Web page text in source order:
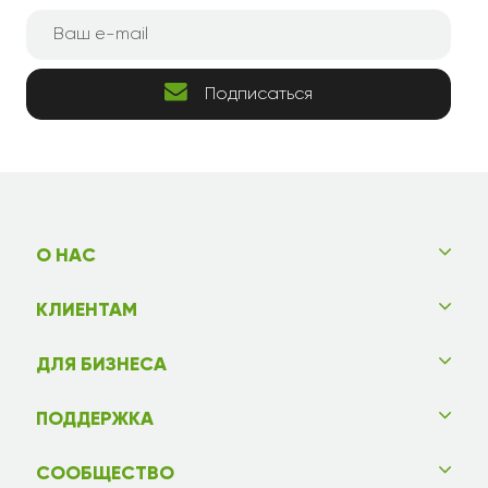
Подписаться
О НАС
КЛИЕНТАМ
ДЛЯ БИЗНЕСА
ПОДДЕРЖКА
СООБЩЕСТВО